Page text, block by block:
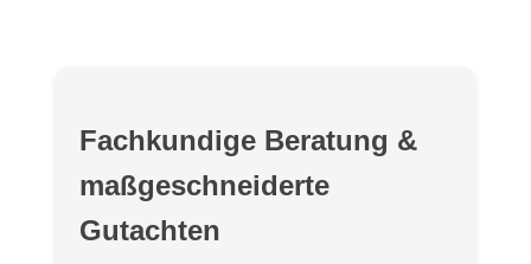
Fachkundige Beratung &
maßgeschneiderte
Gutachten